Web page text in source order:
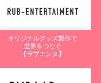
にて受け付けております。
オリジナルグッズ製作で
世界をつなぐ
【ラブエンタ】